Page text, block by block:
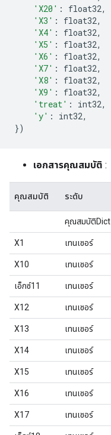
'X20' : float32,
'X3' : float32,
'X4' : float32,
'X5' : float32,
'X6' : float32,
'X7' : float32,
'X8' : float32,
'X9' : float32,
'treat' : int32,
'y' : int32,
})
เอกสารคุณสมบัติ :
คุณสมบัติ ระดับ
คุณสมบัติDict
X1 เทนเซอร์
X10 เทนเซอร์
เอ็กซ์11 เทนเซอร์
X12 เทนเซอร์
X13 เทนเซอร์
X14 เทนเซอร์
X15 เทนเซอร์
X16 เทนเซอร์
X17 เทนเซอร์